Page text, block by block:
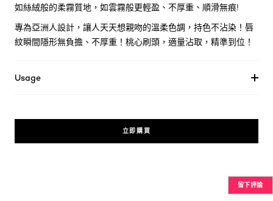
如絲絨般的柔霧質地，如雲霧般更輕盈、不厚重、順滑無痕!
專為亞洲人設計，讓人天天想親吻的溫柔色調，持色不沾染！唇
紋瞬間隱形無負擔、不厚重！桃心刷頭，適量沾取，精準到位！
Usage
立即購買
留下評論